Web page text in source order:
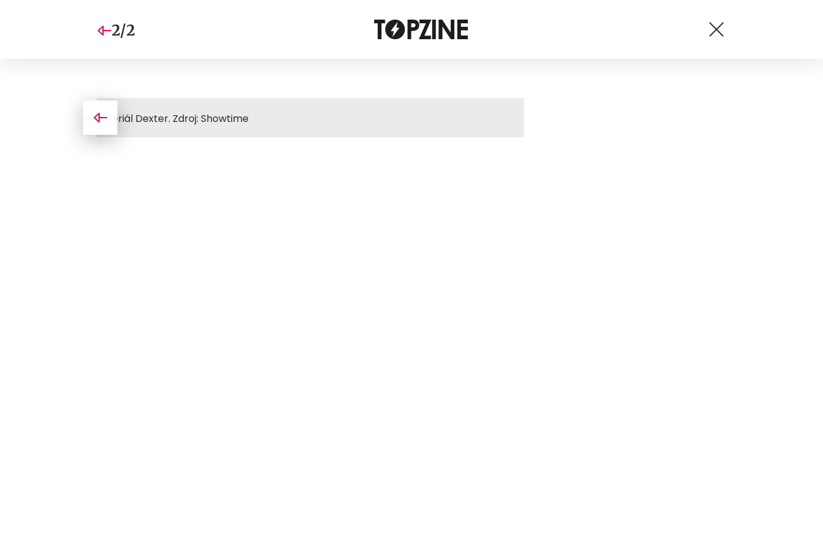
2/2
Seriál Dexter. Zdroj: Showtime